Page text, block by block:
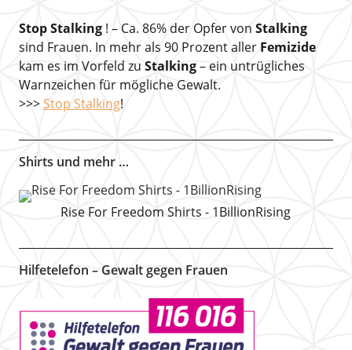
Stop Stalking! – Ca. 86% der Opfer von Stalking
sind Frauen. In mehr als 90 Prozent aller Femizide
kam es im Vorfeld zu Stalking– ein untrügliches
Warnzeichen für mögliche Gewalt.
>>> Stop Stalking!
Shirts und mehr …
Rise For Freedom Shirts - 1BillionRising
Hilfetelefon – Gewalt gegen Frauen